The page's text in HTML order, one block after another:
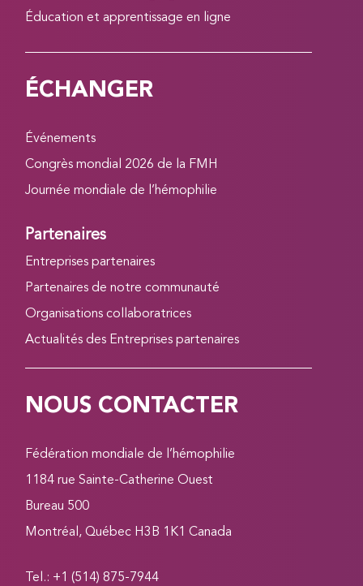
Éducation et apprentissage en ligne
ÉCHANGER
Événements
Congrès mondial 2026 de la FMH
Journée mondiale de l’hémophilie
Partenaires
Entreprises partenaires
Partenaires de notre communauté
Organisations collaboratrices
Actualités des Entreprises partenaires
NOUS CONTACTER
Fédération mondiale de l’hémophilie
1184 rue Sainte-Catherine Ouest
Bureau 500
Montréal, Québec H3B 1K1 Canada
Tel.: +1 (514) 875-7944